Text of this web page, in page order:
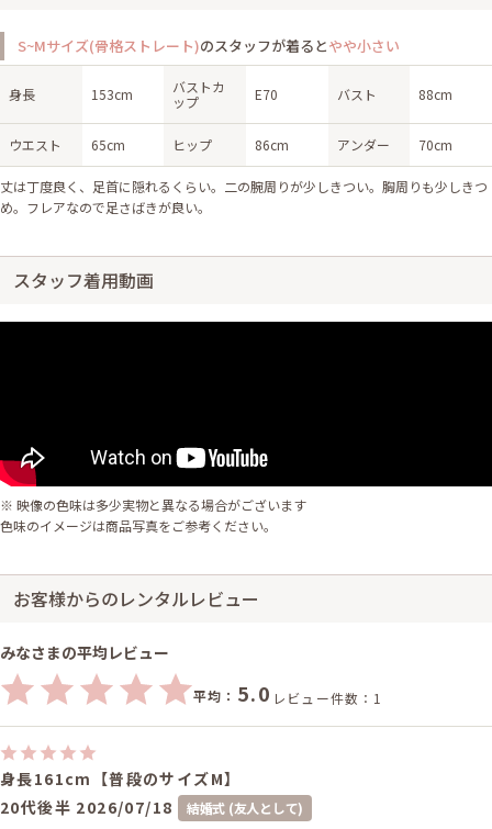
S~Mサイズ(骨格ストレート)のスタッフが着るとやや小さい
身長 153cm
バストカ
ップ
E70 バスト 88cm
ウエスト 65cm ヒップ 86cm アンダー 70cm
丈は丁度良く、足首に隠れるくらい。二の腕周りが少しきつい。胸周りも少しきつ
め。フレアなので足さばきが良い。
スタッフ着用動画
※ 映像の色味は多少実物と異なる場合がございます
色味のイメージは商品写真をご参考ください。
お客様からのレンタルレビュー
みなさまの平均レビュー
平均： 5.0 レビュー件数：1
身長161cm【普段のサイズM】
20代後半 2026/07/18
結婚式 (友人として)